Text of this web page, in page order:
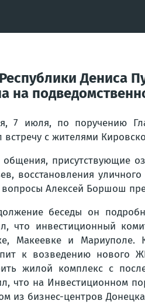
Дениса
на
7 июля, по поручению
встречу с жителями
общения, присутствующие
восстановления
вопросы Алексей Боршош
беседы он
что инвестиционный
Макеевке и Мариуполе.
к возведению нового
жилой комплекс с
что на Инвестиционном
из бизнес-центров